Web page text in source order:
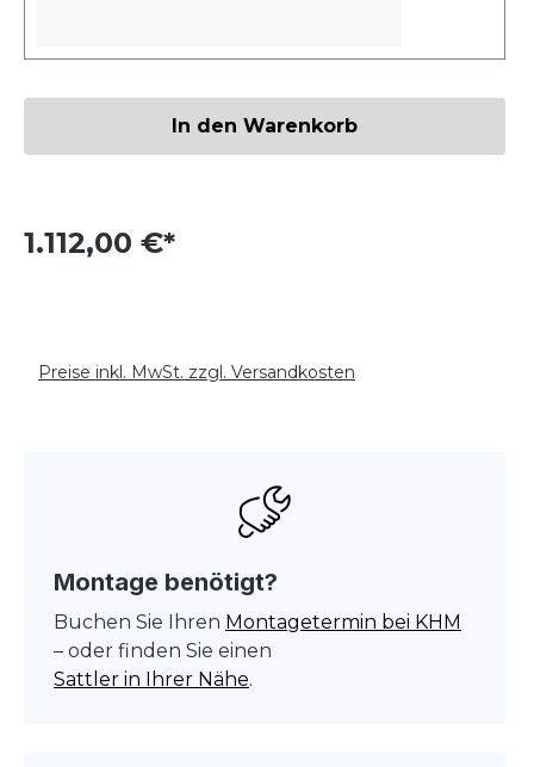
Produkt Anzahl: Gib den
In den Warenkorb
1.112,00 €*
Preise inkl. MwSt. zzgl. Versandkosten
Montage benötigt?
Buchen Sie Ihren Montagetermin bei KHM
– oder finden Sie einen
Sattler in Ihrer Nähe.